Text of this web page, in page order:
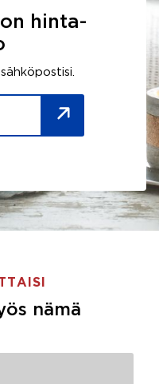
hinta-
nämä